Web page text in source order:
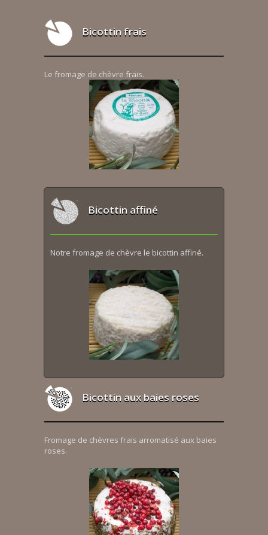
Bicottin frais
Le fromage de chèvre frais.
Bicottin affiné
Notre fromage de chèvre le bicottin affiné.
Bicottin aux baies roses
Fromage de chèvres frais arromatisé aux baies
roses.